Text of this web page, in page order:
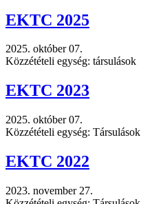
EKTC 2025
2025. október 07.
Közzétételi egység: társulások
EKTC 2023
2025. október 07.
Közzétételi egység: Társulások
EKTC 2022
2023. november 27.